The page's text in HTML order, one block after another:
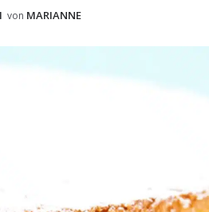
von MARIANNE